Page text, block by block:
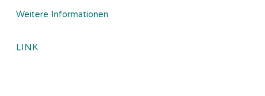
Weitere Informationen
LINK